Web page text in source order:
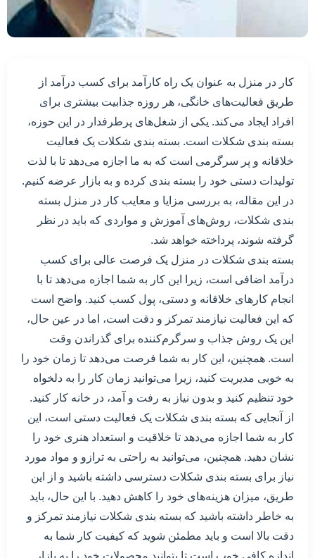
کار در منزل به عنوان یک راه کارآمد برای کسب درآمد از
طریق فعالیت‌های خانگی، هر روزه جذابیت بیشتری برای
افراد ایجاد می‌کند. یکی از شغل‌های پرطرفدار در این حوزه،
بسته بندی شکلات است. بسته بندی شکلات یک فعالیت
خلاقانه و پر سرگرمی است که به ما اجازه می‌دهد تا با لذت
تولیدات دستی خود را بسته بندی کرده و به بازار عرضه کنیم.
در این مقاله، به بررسی مزایا و معایب کار در منزل بسته
بندی شکلات، روش‌های آموزش و مواردی که باید در نظر
گرفته شوند، پرداخته خواهد شد.
بسته بندی شکلات در منزل یک فرصت عالی برای کسب
درآمد اضافی است، زیرا این کار به شما اجازه می‌دهد تا با
انجام کارهای خلاقانه و دستی، پول کسب کنید. واضح است
که این فعالیت نیازمند تمرکز و دقت است، اما در عین حال،
این یک روش جذاب و سرگرم‌کننده برای گذراندن وقت
است. همچنین، این کار به شما فرصت می‌دهد تا زمان خود را
به خوبی مدیریت کنید، زیرا می‌توانید زمان کار را به دلخواه
خود تنظیم کنید و بدون نیاز به رفت و آمد، در خانه کار کنید.
از آنجایی که بسته بندی شکلات یک فعالیت دستی است، این
کار به شما اجازه می‌دهد تا خلاقیت و استعداد هنری خود را
نشان دهید. همچنین، می‌توانید به راحتی به ترازو و مواد مورد
نیاز برای بسته بندی شکلات دسترسی داشته باشید و از این
طریق، میزان هزینه‌های خود را کاهش دهید. با این حال، باید
به خاطر داشته باشید که بسته بندی شکلات نیازمند تمرکز و
دقت بالا است و باید مطمئن شوید که کیفیت کار شما به
اندازه کافی خوب است تا بتوانید محصولات خود را به بازار